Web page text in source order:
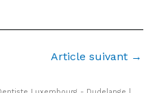
Article suivant →